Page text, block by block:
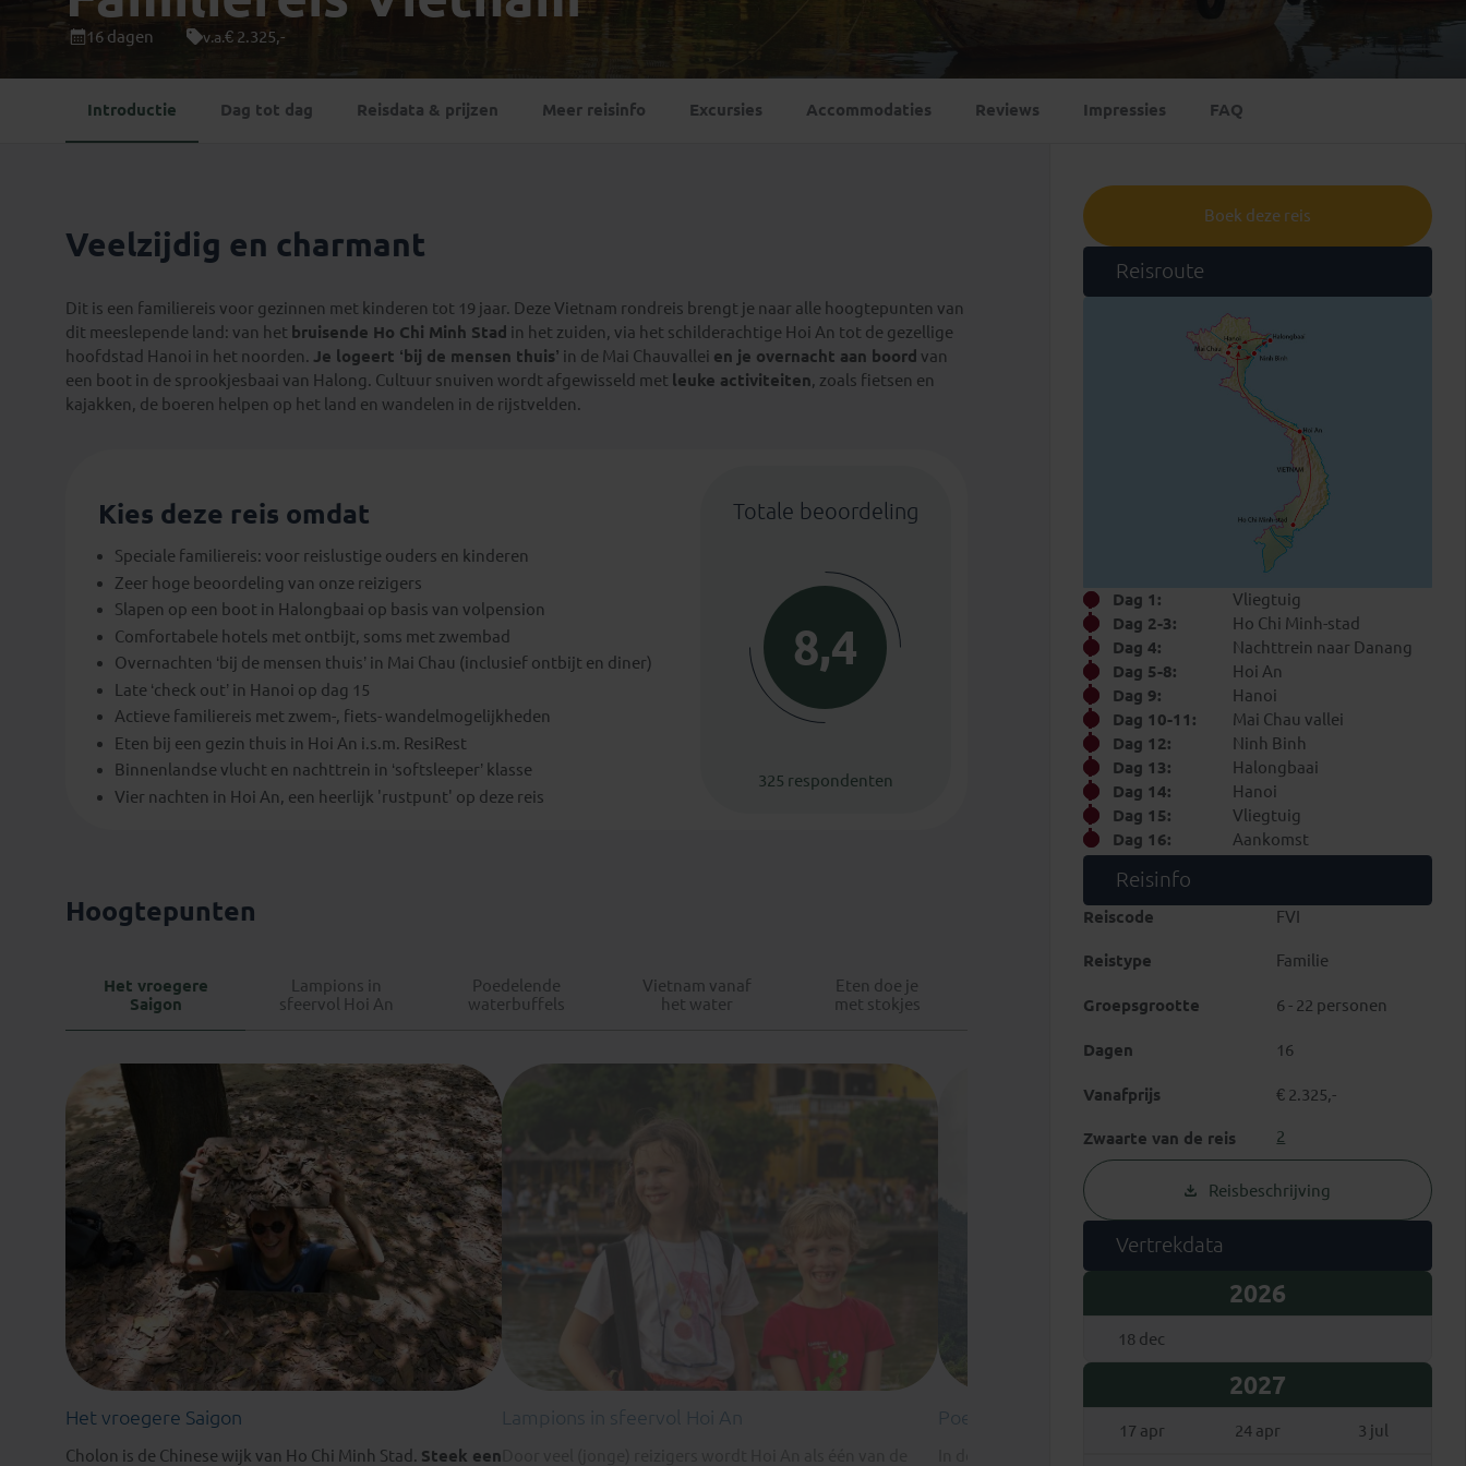
(1)
Singapore(1)
Sri Lanka(4)
Thailand(8)
Tanzania
(1)
Suriname(1)
Kroatië
(2)
16 dagen v.a.€ 2.325,-
Introductie Dag tot dag Reisdata & prijzen Meer reisinfo Excursies Accommodaties Reviews Impressies FAQ
Veelzijdig en charmant
Dit is een familiereis voor gezinnen met kinderen tot 19 jaar. Deze Vietnam rondreis brengt je naar alle hoogtepunten van
dit meeslepende land: van het bruisende Ho Chi Minh Stad in het zuiden, via het schilderachtige Hoi An tot de gezellige
hoofdstad Hanoi in het noorden. Je logeert ‘bij de mensen thuis’ in de Mai Chauvallei en je overnacht aan boord van
een boot in de sprookjesbaai van Halong. Cultuur snuiven wordt afgewisseld met leuke activiteiten, zoals fietsen en
kajakken, de boeren helpen op het land en wandelen in de rijstvelden.
Kies deze reis omdat
Speciale familiereis: voor reislustige ouders en kinderen
Zeer hoge beoordeling van onze reizigers
Slapen op een boot in Halongbaai op basis van volpension
Comfortabele hotels met ontbijt, soms met zwembad
Overnachten ‘bij de mensen thuis’ in Mai Chau (inclusief ontbijt en diner)
Late ‘check out’ in Hanoi op dag 15
Actieve familiereis met zwem-, fiets- wandelmogelijkheden
Eten bij een gezin thuis in Hoi An i.s.m. ResiRest
Binnenlandse vlucht en nachttrein in ‘softsleeper’ klasse
Vier nachten in Hoi An, een heerlijk 'rustpunt' op deze reis
Totale beoordeling
8,4
325 respondenten
Hoogtepunten
Het vroegere
Saigon
Lampions in
sfeervol Hoi An
Poedelende
waterbuffels
Vietnam vanaf
het water
Eten doe je
met stokjes
Het vroegere Saigon
Cholon is de Chinese wijk van Ho Chi Minh Stad. Steek een
Lampions in sfeervol Hoi An Poedelende waterbuffels
Boek deze reis
Reisroute
Dag 1:
Vliegtuig
Dag 2-3:
Ho Chi Minh-stad
Dag 4:
Nachttrein naar Danang
Dag 5-8:
Hoi An
Dag 9:
Hanoi
Dag 10-11:
Mai Chau vallei
Dag 12:
Ninh Binh
Dag 13:
Halongbaai
Dag 14:
Hanoi
Dag 15:
Vliegtuig
Dag 16:
Aankomst
Reisinfo
Reiscode FVI
Reistype Familie
Groepsgrootte 6 - 22 personen
Dagen 16
Vanafprijs € 2.325,-
Zwaarte van de reis 2
Reisbeschrijving
Vertrekdata
2026
18 dec
2027
17 apr 24 apr 3 jul